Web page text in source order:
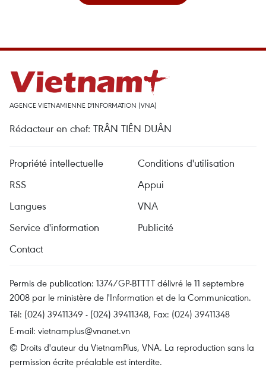
AGENCE VIETNAMIENNE D'INFORMATION (VNA)
Rédacteur en chef: TRÂN TIÊN DUÂN
Propriété intellectuelle
Conditions d'utilisation
RSS
Appui
Langues
VNA
Service d'information
Publicité
Contact
Permis de publication: 1374/GP-BTTTT délivré le 11 septembre
2008 par le ministère de l'Information et de la Communication.
Tél: (024) 39411349 - (024) 39411348, Fax: (024) 39411348
E-mail: vietnamplus@vnanet.vn
© Droits d'auteur du VietnamPlus, VNA. La reproduction sans la
permission écrite préalable est interdite.